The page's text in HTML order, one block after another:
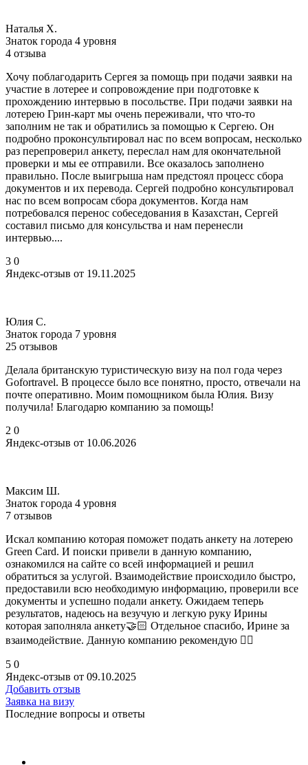
Наталья Х.
Знаток города 4 уровня
4 отзыва
Хочу поблагодарить Сергея за помощь при подачи заявки на
участие в лотерее и сопровождение при подготовке к
прохождению интервью в посольстве. При подачи заявки на
лотерею Грин-карт мы очень переживали, что что-то
заполним не так и обратились за помощью к Сергею. Он
подробно проконсультировал нас по всем вопросам, несколько
раз перепроверил анкету, переслал нам для окончательной
проверки и мы ее отправили. Все оказалось заполнено
правильно. После выигрыша нам предстоял процесс сбора
документов и их перевода. Сергей подробно консультировал
нас по всем вопросам сбора документов. Когда нам
потребовался перенос собеседования в Казахстан, Сергей
составил письмо для консульства и нам перенесли
интервью....
3 0
Яндекс-отзыв от 19.11.2025
Юлия С.
Знаток города 7 уровня
25 отзывов
Делала британскую туристическую визу на пол года через
Gofortravel. В процессе было все понятно, просто, отвечали на
почте оперативно. Моим помощником была Юлия. Визу
получила! Благодарю компанию за помощь!
2 0
Яндекс-отзыв от 10.06.2026
Максим Ш.
Знаток города 4 уровня
7 отзывов
Искал компанию которая поможет подать анкету на лотерею
Green Card. И поиски привели в данную компанию,
ознакомился на сайте со всей информацией и решил
обратиться за услугой. Взаимодействие происходило быстро,
предоставили всю необходимую информацию, проверили все
документы и успешно подали анкету. Ожидаем теперь
результатов, надеюсь на везучую и легкую руку Ирины
которая заполняла анкету🤝🏻 Отдельное спасибо, Ирине за
взаимодействие. Данную компанию рекомендую 👍🏻
5 0
Яндекс-отзыв от 09.10.2025
Добавить отзыв
Заявка на визу
Последние вопросы и ответы